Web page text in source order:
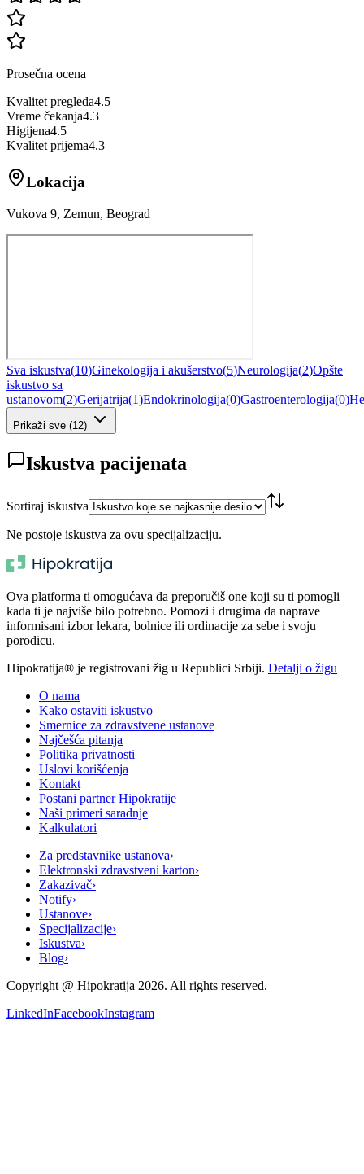
Prosečna ocena
Kvalitet pregleda4.5
Vreme čekanja4.3
Higijena4.5
Kvalitet prijema4.3
Lokacija
Vukova 9, Zemun, Beograd
Sva iskustva(10)Ginekologija i akušerstvo(5)Neurologija(2)Opšte
iskustvo sa
ustanovom(2)Gerijatrija(1)Endokrinologija(0)Gastroenterologija(0)
Prikaži sve (12)
Iskustva pacijenata
Sortiraj iskustva
Ne postoje iskustva za ovu specijalizaciju.
Ova platforma ti omogućava da preporučiš one koji su ti pomogli
kada ti je najviše bilo potrebno. Pomozi i drugima da naprave
informisani izbor lekara, bolnice ili ordinacije za sebe i svoju
porodicu.
Hipokratija® je registrovani žig u Republici Srbiji. Detalji o žigu
O nama
Kako ostaviti iskustvo
Smernice za zdravstvene ustanove
Najčešća pitanja
Politika privatnosti
Uslovi korišćenja
Kontakt
Postani partner Hipokratije
Naši primeri saradnje
Kalkulatori
Za predstavnike ustanova›
Elektronski zdravstveni karton›
Zakazivač›
Notify›
Ustanove›
Specijalizacije›
Iskustva›
Blog›
Copyright @ Hipokratija 2026. All rights reserved.
LinkedInFacebookInstagram